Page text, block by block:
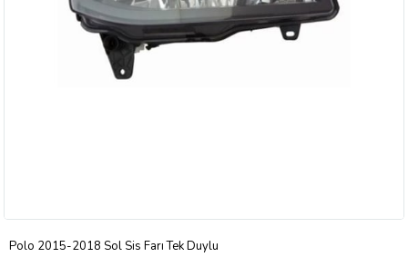
Polo 2015-2018 Sol Sis Farı Tek Duylu